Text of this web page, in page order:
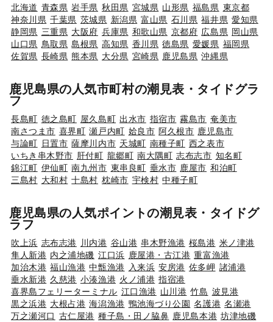
北海道 青森県 岩手県 秋田県 宮城県 山形県 福島県 東京都
神奈川県 千葉県 茨城県 新潟県 富山県 石川県 福井県 愛知県
静岡県 三重県 大阪府 兵庫県 和歌山県 京都府 広島県 岡山県
山口県 鳥取県 島根県 高知県 香川県 徳島県 愛媛県 福岡県
佐賀県 長崎県 熊本県 大分県 宮崎県 鹿児島県 沖縄県
鹿児島県の人気市町村の潮見表・タイドグラ
フ
長島町 徳之島町 屋久島町 出水市 指宿市 霧島市 奄美市
南さつま市 喜界町 瀬戸内町 姶良市 阿久根市 鹿児島市
与論町 日置市 薩摩川内市 天城町 南種子町 西之表市
いちき串木野市 肝付町 龍郷町 南大隅町 志布志市 知名町
錦江町 伊仙町 南九州市 東串良町 垂水市 鹿屋市 和泊町
三島村 大和村 十島村 枕崎市 宇検村 中種子町
鹿児島県の人気ポイントの潮見表・タイドグ
ラフ
吹上浜 志布志港 川内港 谷山港 串木野漁港 桜島港 米ノ津港
隼人新港 内之浦地磯 江口浜 鹿屋港・古江港 重富漁港
加治木港 福山漁港 中甑漁港 入来浜 安房港 佐多岬 諸浦港
垂水新港 久慈港 小湊漁港 火ノ浦港 指宿港
喜界島フェリーターミナル 江口漁港 山川港 竹島 波見港
黒之浜港 大根占港 海潟漁港 鴨池海づり公園 名護港 名瀬港
万之瀬河口 古仁屋港 種子島・田ノ脇鼻 鹿児島本港 坊津地磯